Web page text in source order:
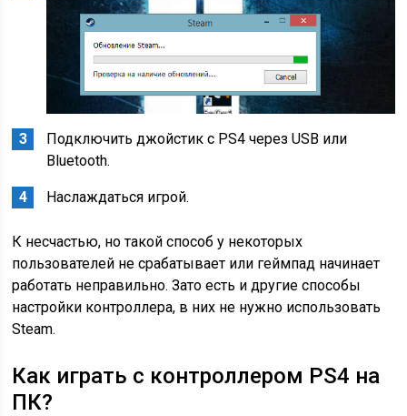
Подключить джойстик с PS4 через USB или
Bluetooth.
Наслаждаться игрой.
К несчастью, но такой способ у некоторых
пользователей не срабатывает или геймпад начинает
работать неправильно. Зато есть и другие способы
настройки контроллера, в них не нужно использовать
Steam.
Как играть с контроллером PS4 на
ПК?